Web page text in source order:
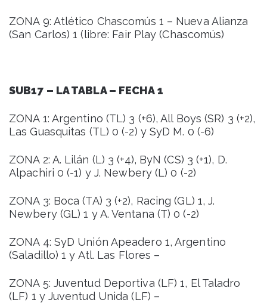
ZONA 9: Atlético Chascomús 1 – Nueva Alianza
(San Carlos) 1 (libre: Fair Play (Chascomús)
SUB17 – LA TABLA – FECHA 1
ZONA 1: Argentino (TL) 3 (+6), All Boys (SR) 3 (+2),
Las Guasquitas (TL) 0 (-2) y SyD M. 0 (-6)
ZONA 2: A. Lilán (L) 3 (+4), ByN (CS) 3 (+1), D.
Alpachiri 0 (-1) y J. Newbery (L) 0 (-2)
ZONA 3: Boca (TA) 3 (+2), Racing (GL) 1, J.
Newbery (GL) 1 y A. Ventana (T) 0 (-2)
ZONA 4: SyD Unión Apeadero 1, Argentino
(Saladillo) 1 y Atl. Las Flores –
ZONA 5: Juventud Deportiva (LF) 1, El Taladro
(LF) 1 y Juventud Unida (LF) –